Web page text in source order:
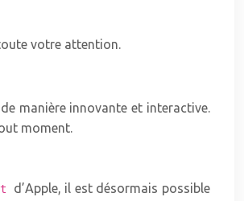
votre attention.
manière innovante et interactive.
moment.
d’Apple, il est désormais possible